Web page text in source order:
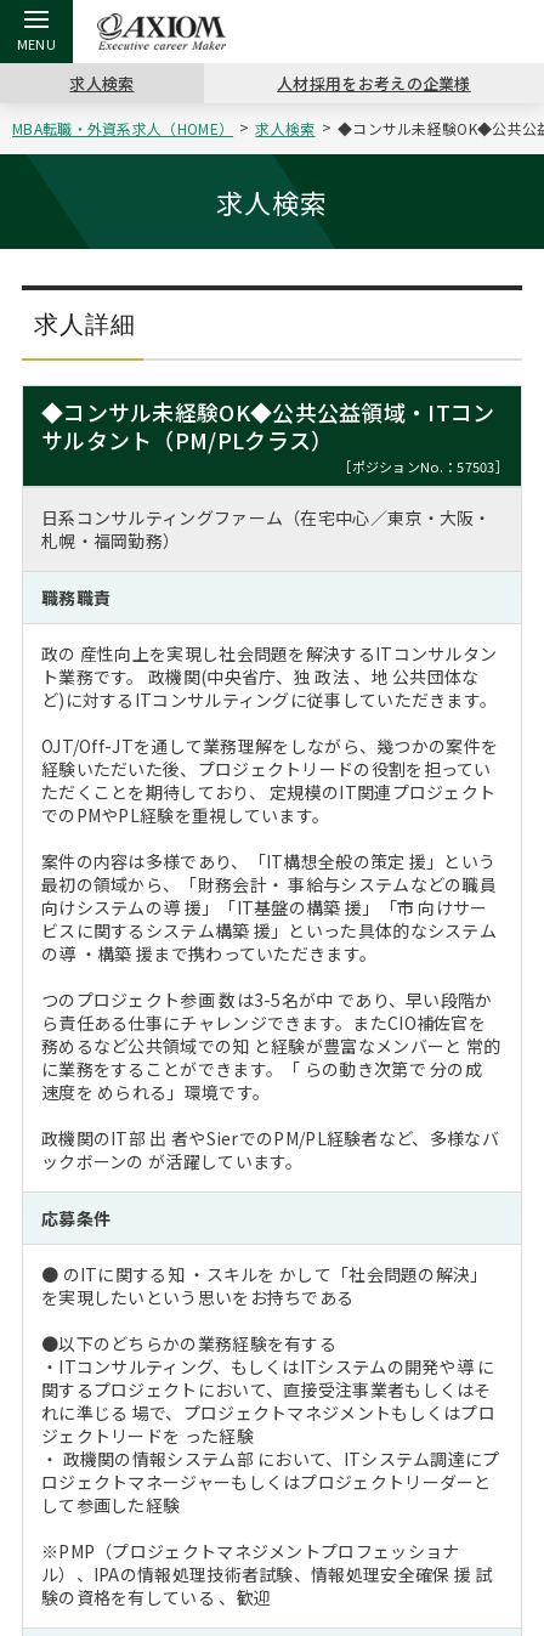
戻る
アクシアムの特長
戻る
コンサ
サービス案内
戻る
キャリ
コンサルタントの紹介
戻る
キャリア支援 TOP
キャリアデザイン講座
（最新求人市場動向）
戻る
MBAの
ステージ別アドバイス
MBAの転職事例
MBA留学生数の推移
戻る
日本か
MBAを生かす求人特集
年齢と年収の相関図
戻る
転職ツール TOP
英文レジュメの書き方
戻る
パワー
職務経歴書の書き方
よくある面接Q&A集
戻る
転職コラム TOP
“展”職相談室
転職市場の明日をよめ
転職成功への4つの鍵
戻る
イベント・セミナー TOP
ジョブフェア
キャリアデザインセミナー
キャリアフォーラム
MBA NETWORKING
戻る
会社概要 TOP
沿革
主なクライアント
採用情報
求人検索 人材採用をお考えの企業様
MBA転職・外資系求人（HOME） 求人検索 ◆コンサル未経験OK◆公共公
求人検索
求人詳細
◆コンサル未経験OK◆公共公益領域・ITコン
サルタント（PM/PLクラス）
［ポジションNo.：57503］
日系コンサルティングファーム（在宅中心／東京・大阪・
札幌・福岡勤務）
職務職責
政の 産性向上を実現し社会問題を解決するITコンサルタン
ト業務です。 政機関(中央省庁、独 政法 、地 公共団体な
ど)に対するITコンサルティングに従事していただきます。
OJT/Off-JTを通して業務理解をしながら、幾つかの案件を
経験いただいた後、プロジェクトリードの役割を担ってい
ただくことを期待しており、 定規模のIT関連プロジェクト
でのPMやPL経験を重視しています。
案件の内容は多様であり、「IT構想全般の策定 援」という
最初の領域から、「財務会計・ 事給与システムなどの職員
向けシステムの導 援」「IT基盤の構築 援」「市 向けサー
ビスに関するシステム構築 援」といった具体的なシステム
の導 ・構築 援まで携わっていただきます。
つのプロジェクト参画 数は3-5名が中 であり、早い段階か
ら責任ある仕事にチャレンジできます。またCIO補佐官を
務めるなど公共領域での知 と経験が豊富なメンバーと 常的
に業務をすることができます。「 らの動き次第で 分の成
速度を められる」環境です。
政機関のIT部 出 者やSierでのPM/PL経験者など、多様なバ
ックボーンの が活躍しています。
応募条件
● のITに関する知 ・スキルを かして「社会問題の解決」
を実現したいという思いをお持ちである
●以下のどちらかの業務経験を有する
・ITコンサルティング、もしくはITシステムの開発や導 に
関するプロジェクトにおいて、直接受注事業者もしくはそ
れに準じる 場で、プロジェクトマネジメントもしくはプロ
ジェクトリードを った経験
・ 政機関の情報システム部 において、ITシステム調達にプ
ロジェクトマネージャーもしくはプロジェクトリーダーと
して参画した経験
※PMP（プロジェクトマネジメントプロフェッショナ
ル）、IPAの情報処理技術者試験、情報処理安全確保 援 試
験の資格を有している 、歓迎